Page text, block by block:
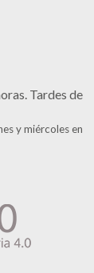
Tardes de
y miércoles en